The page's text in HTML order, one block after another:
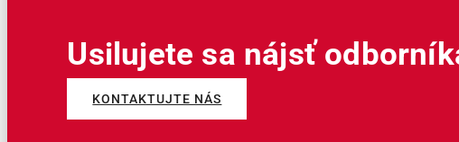
Usilujete sa nájsť
KONTAKTUJTE NÁS